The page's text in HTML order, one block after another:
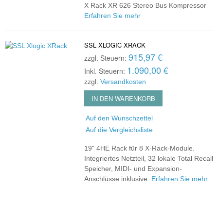
X Rack XR 626 Stereo Bus Kompressor
Erfahren Sie mehr
SSL XLOGIC XRACK
zzgl. Steuern: 915,97 €
Inkl. Steuern: 1.090,00 €
zzgl. Versandkosten
IN DEN WARENKORB
Auf den Wunschzettel
Auf die Vergleichsliste
19" 4HE Rack für 8 X-Rack-Module.
Integriertes Netzteil, 32 lokale Total Recall
Speicher, MIDI- und Expansion-
Anschlüsse inklusive. Erfahren Sie mehr